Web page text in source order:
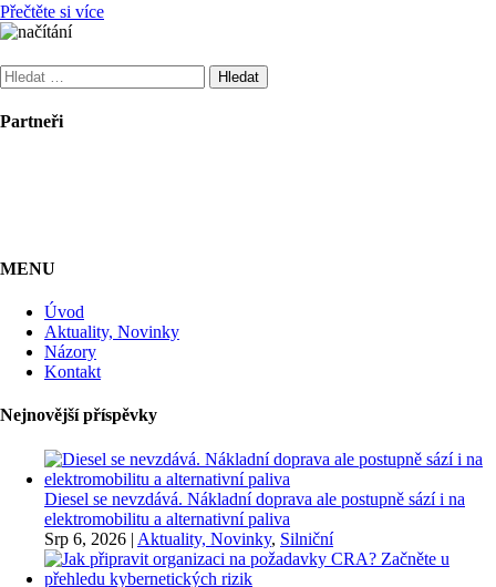
Přečtěte si více
Vyhledávání
Partneři
MENU
Úvod
Aktuality, Novinky
Názory
Kontakt
Nejnovější příspěvky
Diesel se nevzdává. Nákladní doprava ale postupně sází i na
elektromobilitu a alternativní paliva
Srp 6, 2026 | Aktuality, Novinky, Silniční